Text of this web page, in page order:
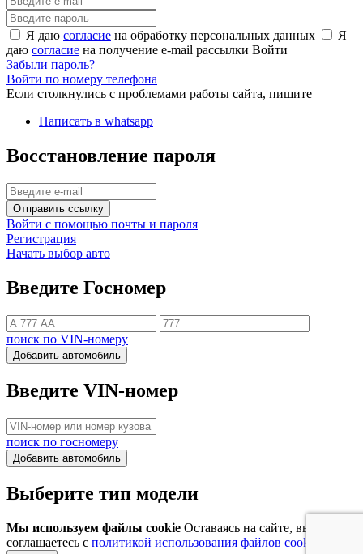
Я даю согласие на обработку персональных данных
Я
даю согласие на получение e-mail рассылки Войти
Забыли пароль?
Войти по номеру телефона
Если столкнулись с проблемами работы сайта, пишите
Написать в whatsapp
Восстановление пароля
Отправить ссылку
Войти с помощью почты и пароля
Регистрация
Начать выбор авто
Введите Госномер
поиск по VIN-номеру
Добавить автомобиль
Введите VIN-номер
поиск по госномеру
Добавить автомобиль
Выберите тип модели
Мы используем файлы cookie Оставаясь на сайте, вы
соглашаетесь с политикой использования файлов cookie